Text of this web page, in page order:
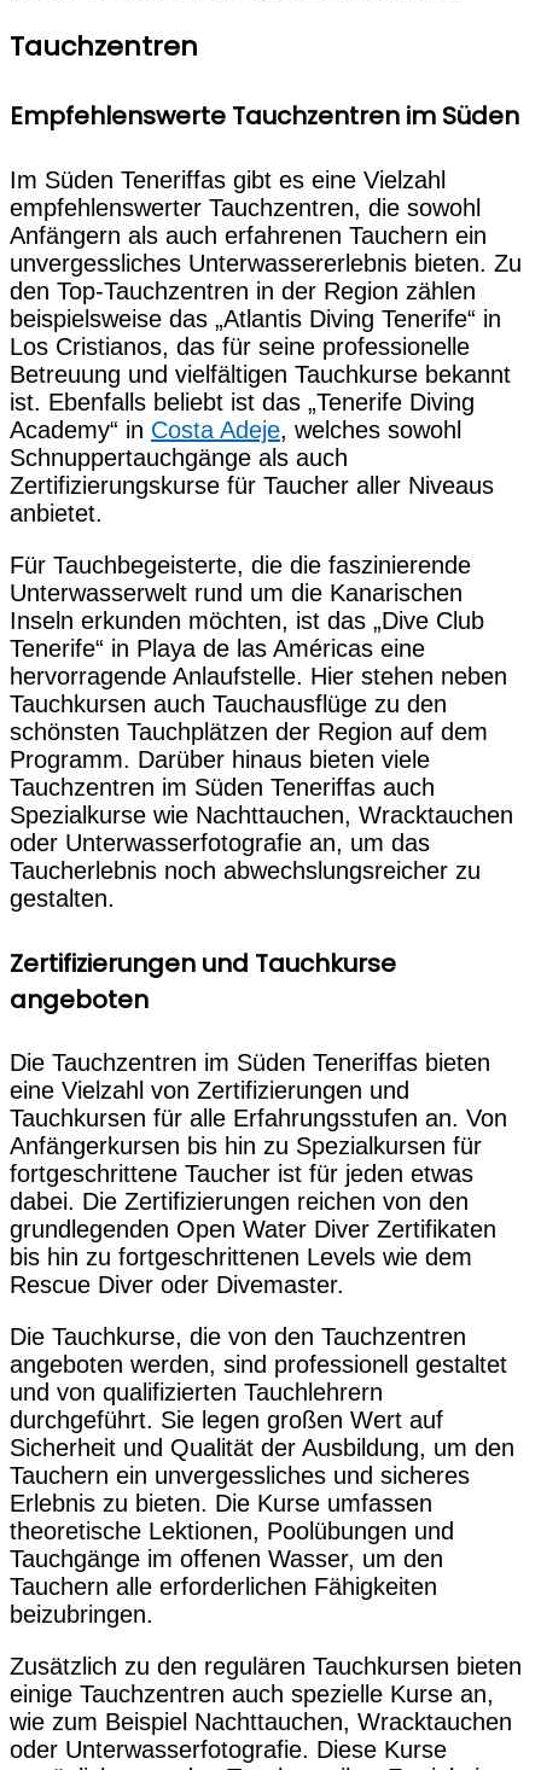
Tauchzentren
Empfehlenswerte Tauchzentren im Süden
Im Süden Teneriffas gibt es eine Vielzahl
empfehlenswerter Tauchzentren, die sowohl
Anfängern als auch erfahrenen Tauchern ein
unvergessliches Unterwassererlebnis bieten. Zu
den Top-Tauchzentren in der Region zählen
beispielsweise das „Atlantis Diving Tenerife“ in
Los Cristianos, das für seine professionelle
Betreuung und vielfältigen Tauchkurse bekannt
ist. Ebenfalls beliebt ist das „Tenerife Diving
Academy“ in Costa Adeje, welches sowohl
Schnuppertauchgänge als auch
Zertifizierungskurse für Taucher aller Niveaus
anbietet.
Für Tauchbegeisterte, die die faszinierende
Unterwasserwelt rund um die Kanarischen
Inseln erkunden möchten, ist das „Dive Club
Tenerife“ in Playa de las Américas eine
hervorragende Anlaufstelle. Hier stehen neben
Tauchkursen auch Tauchausflüge zu den
schönsten Tauchplätzen der Region auf dem
Programm. Darüber hinaus bieten viele
Tauchzentren im Süden Teneriffas auch
Spezialkurse wie Nachttauchen, Wracktauchen
oder Unterwasserfotografie an, um das
Taucherlebnis noch abwechslungsreicher zu
gestalten.
Zertifizierungen und Tauchkurse
angeboten
Die Tauchzentren im Süden Teneriffas bieten
eine Vielzahl von Zertifizierungen und
Tauchkursen für alle Erfahrungsstufen an. Von
Anfängerkursen bis hin zu Spezialkursen für
fortgeschrittene Taucher ist für jeden etwas
dabei. Die Zertifizierungen reichen von den
grundlegenden Open Water Diver Zertifikaten
bis hin zu fortgeschrittenen Levels wie dem
Rescue Diver oder Divemaster.
Die Tauchkurse, die von den Tauchzentren
angeboten werden, sind professionell gestaltet
und von qualifizierten Tauchlehrern
durchgeführt. Sie legen großen Wert auf
Sicherheit und Qualität der Ausbildung, um den
Tauchern ein unvergessliches und sicheres
Erlebnis zu bieten. Die Kurse umfassen
theoretische Lektionen, Poolübungen und
Tauchgänge im offenen Wasser, um den
Tauchern alle erforderlichen Fähigkeiten
beizubringen.
Zusätzlich zu den regulären Tauchkursen bieten
einige Tauchzentren auch spezielle Kurse an,
wie zum Beispiel Nachttauchen, Wracktauchen
oder Unterwasserfotografie. Diese Kurse